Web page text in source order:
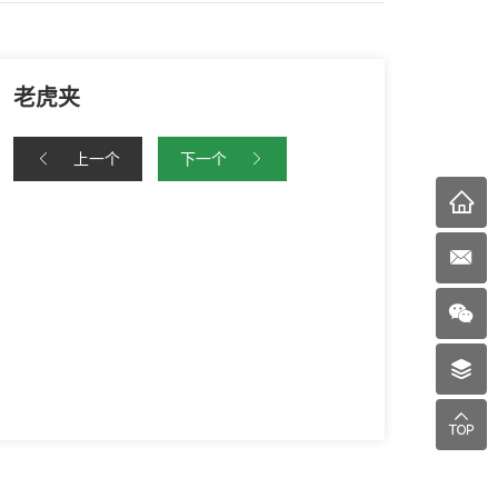
老虎夹
上一个 下一个